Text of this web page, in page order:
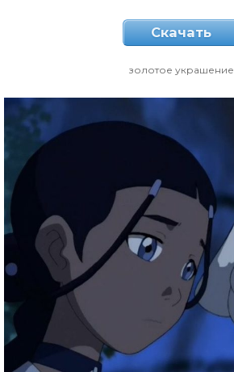
Скачать
золотое украшение